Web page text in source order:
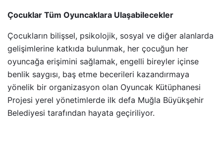
Çocuklar Tüm Oyuncaklara Ulaşabilecekler
Çocukların bilişsel, psikolojik, sosyal ve diğer alanlarda
gelişimlerine katkıda bulunmak, her çocuğun her
oyuncağa erişimini sağlamak, engelli bireyler içinse
benlik saygısı, baş etme becerileri kazandırmaya
yönelik bir organizasyon olan Oyuncak Kütüphanesi
Projesi yerel yönetimlerde ilk defa Muğla Büyükşehir
Belediyesi tarafından hayata geçiriliyor.